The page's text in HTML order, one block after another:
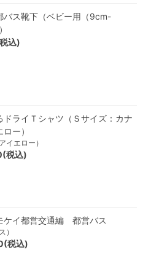
バス靴下（ベビー用（9cm-
込)
ドライＴシャツ（Ｓサイズ：カナ
ー）
イエロー）
税込)
ケイ都営交通編 都営バス
）
税込)